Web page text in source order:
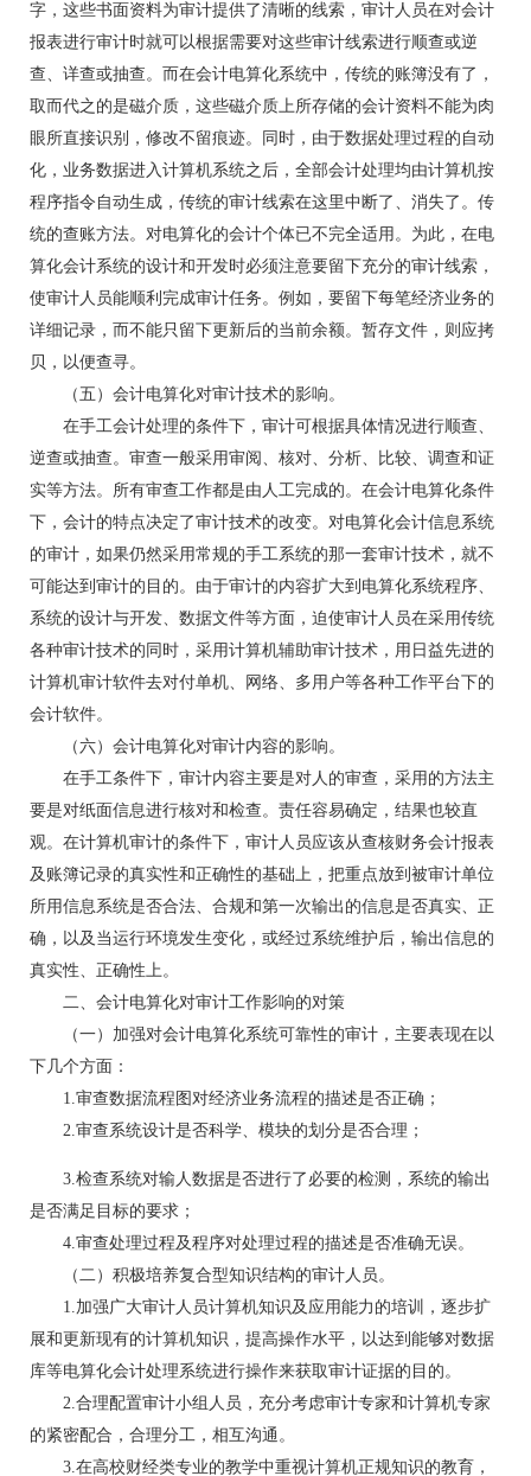
字，这些书面资料为审计提供了清晰的线索，审计人员在对会计
报表进行审计时就可以根据需要对这些审计线索进行顺查或逆
查、详查或抽查。而在会计电算化系统中，传统的账簿没有了，
取而代之的是磁介质，这些磁介质上所存储的会计资料不能为肉
眼所直接识别，修改不留痕迹。同时，由于数据处理过程的自动
化，业务数据进入计算机系统之后，全部会计处理均由计算机按
程序指令自动生成，传统的审计线索在这里中断了、消失了。传
统的查账方法。对电算化的会计个体已不完全适用。为此，在电
算化会计系统的设计和开发时必须注意要留下充分的审计线索，
使审计人员能顺利完成审计任务。例如，要留下每笔经济业务的
详细记录，而不能只留下更新后的当前余额。暂存文件，则应拷
贝，以便查寻。
（五）会计电算化对审计技术的影响。
在手工会计处理的条件下，审计可根据具体情况进行顺查、
逆查或抽查。审查一般采用审阅、核对、分析、比较、调查和证
实等方法。所有审查工作都是由人工完成的。在会计电算化条件
下，会计的特点决定了审计技术的改变。对电算化会计信息系统
的审计，如果仍然采用常规的手工系统的那一套审计技术，就不
可能达到审计的目的。由于审计的内容扩大到电算化系统程序、
系统的设计与开发、数据文件等方面，迫使审计人员在采用传统
各种审计技术的同时，采用计算机辅助审计技术，用日益先进的
计算机审计软件去对付单机、网络、多用户等各种工作平台下的
会计软件。
（六）会计电算化对审计内容的影响。
在手工条件下，审计内容主要是对人的审查，采用的方法主
要是对纸面信息进行核对和检查。责任容易确定，结果也较直
观。在计算机审计的条件下，审计人员应该从查核财务会计报表
及账簿记录的真实性和正确性的基础上，把重点放到被审计单位
所用信息系统是否合法、合规和第一次输出的信息是否真实、正
确，以及当运行环境发生变化，或经过系统维护后，输出信息的
真实性、正确性上。
二、会计电算化对审计工作影响的对策
（一）加强对会计电算化系统可靠性的审计，主要表现在以
下几个方面：
1.审查数据流程图对经济业务流程的描述是否正确；
2.审查系统设计是否科学、模块的划分是否合理；
3.检查系统对输人数据是否进行了必要的检测，系统的输出
是否满足目标的要求；
4.审查处理过程及程序对处理过程的描述是否准确无误。
（二）积极培养复合型知识结构的审计人员。
1.加强广大审计人员计算机知识及应用能力的培训，逐步扩
展和更新现有的计算机知识，提高操作水平，以达到能够对数据
库等电算化会计处理系统进行操作来获取审计证据的目的。
2.合理配置审计小组人员，充分考虑审计专家和计算机专家
的紧密配合，合理分工，相互沟通。
3.在高校财经类专业的教学中重视计算机正规知识的教育，